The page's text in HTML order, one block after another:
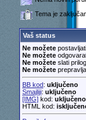
Tema je
Vaš status
Ne možete
Ne možete
Ne možeteslati
Ne možete
BB kod: uključeno
Smajliji: uključeno
[IMG]kod: uključeno
HTML kod: